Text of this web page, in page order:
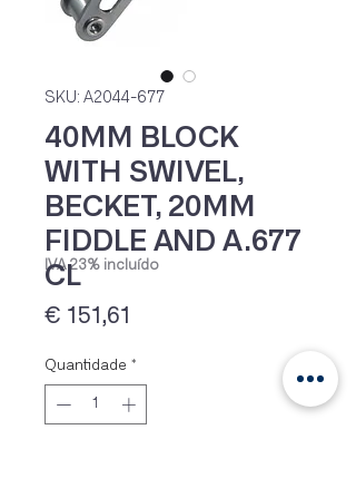
IVA 23% incluído
SKU: A2044-677
40MM BLOCK
WITH SWIVEL,
BECKET, 20MM
FIDDLE AND A.677
CL
€ 151,61
Quantidade *